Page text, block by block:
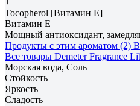
Tocopherol [Витамин E]
Витамин E
Мощный антиоксидант,
Продукты с этим ароматом (2)
Все товары Demeter Fragrance
Морская вода, Соль
Стойкость
Яркость
Сладость